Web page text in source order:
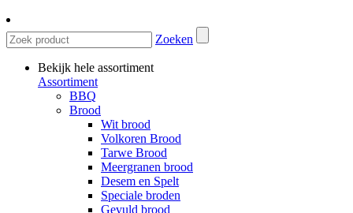
Zoeken
Bekijk hele assortiment
Assortiment
BBQ
Brood
Wit brood
Volkoren Brood
Tarwe Brood
Meergranen brood
Desem en Spelt
Speciale broden
Gevuld brood